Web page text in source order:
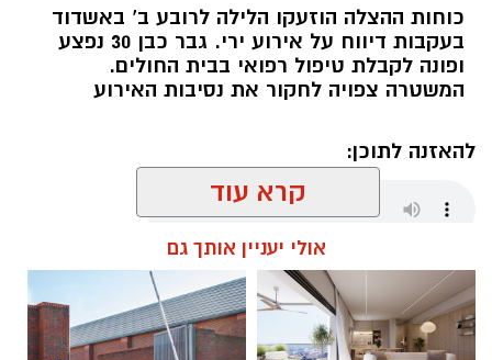
בעקבות דיווח על אירוע ירי שאירע בעיר אשדוד,
שבמהלכו נפצע אדם באורח קל.
עם קבלת הדיווח הגיעו השוטרים למקום ופתחו
השוטרים לאתר ולעצור חמישה חשודים, אשר
הועברו להמשך טיפול וחקירה בתחנת המשטרה.
כוחות ההצלה הוזעקו הלילה לרובע ב’ באשדוד
בעקבות דיווח על אירוע ירי. גבר כבן 30 נפצע
ופונה לקבלת טיפול רפואי בבית החולים.
המשטרה צפויה לחקור את נסיבות האירוע
להאזנה לתוכן:
עופר אשטוקר / 00:28 09.08.26
קרא עוד
אולי יעניין אותך גם